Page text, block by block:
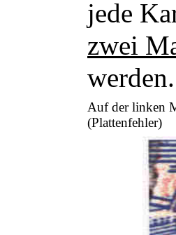
jede
zwei
werden.
Auf der linken
(Plattenfehler)